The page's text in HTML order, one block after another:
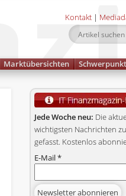
Kontakt |
Marktübersichten
Jede Woche neu: Die
wichtigsten Nachrichten
gefasst. Kostenlos
E-Mail*